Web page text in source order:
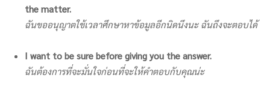
the matter.
ฉันขออนุญาตใช้เวลาศึกษาหาข้อมูลอีกนิดนึงนะ ฉันถึงจะตอบได้
I want to be sure before giving you the answer.
ฉันต้องการที่จะมั่นใจก่อนที่จะให้คำตอบกับคุณน่ะ